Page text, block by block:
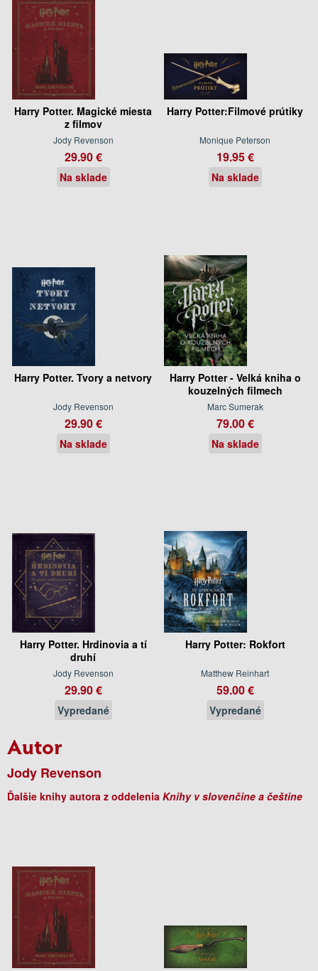
Harry Potter. Magické miesta
z filmov
Jody Revenson
29.90 €
Na sklade
Harry Potter:Filmové prútiky
Monique Peterson
19.95 €
Na sklade
Harry Potter. Tvory a netvory
Jody Revenson
29.90 €
Na sklade
Harry Potter - Velká kniha o
kouzelných filmech
Marc Sumerak
79.00 €
Na sklade
Harry Potter. Hrdinovia a tí
druhí
Jody Revenson
29.90 €
Vypredané
Harry Potter: Rokfort
Matthew Reinhart
59.00 €
Vypredané
Autor
Jody Revenson
Ďalšie knihy autora z oddelenia Knihy v slovenčine a češtine